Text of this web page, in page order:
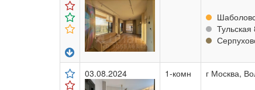
03.08.2024 1-комн
г Москва,